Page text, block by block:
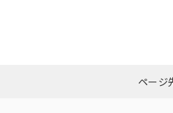
ダウンロードはこちらページ